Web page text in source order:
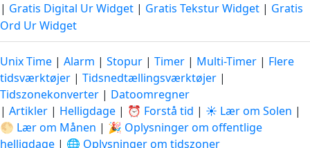
| Gratis Digital Ur Widget | Gratis Tekstur Widget | Gratis
Ord Ur Widget
Unix Time | Alarm | Stopur | Timer | Multi-Timer | Flere
tidsværktøjer | Tidsnedtællingsværktøjer |
Tidszonekonverter | Datoomregner
| Artikler | Helligdage | ⏰ Forstå tid | ☀️ Lær om Solen |
🌕 Lær om Månen | 🎉 Oplysninger om offentlige
helligdage | 🌐 Oplysninger om tidszoner